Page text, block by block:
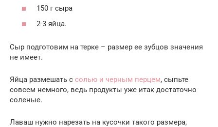
150 г сыра
2-3 яйца.
Сыр подготовим на терке – размер ее зубцов значения
не имеет.
Яйца размешать с солью и черным перцем, сыпьте
совсем немного, ведь продукты уже итак достаточно
соленые.
Лаваш нужно нарезать на кусочки такого размера,